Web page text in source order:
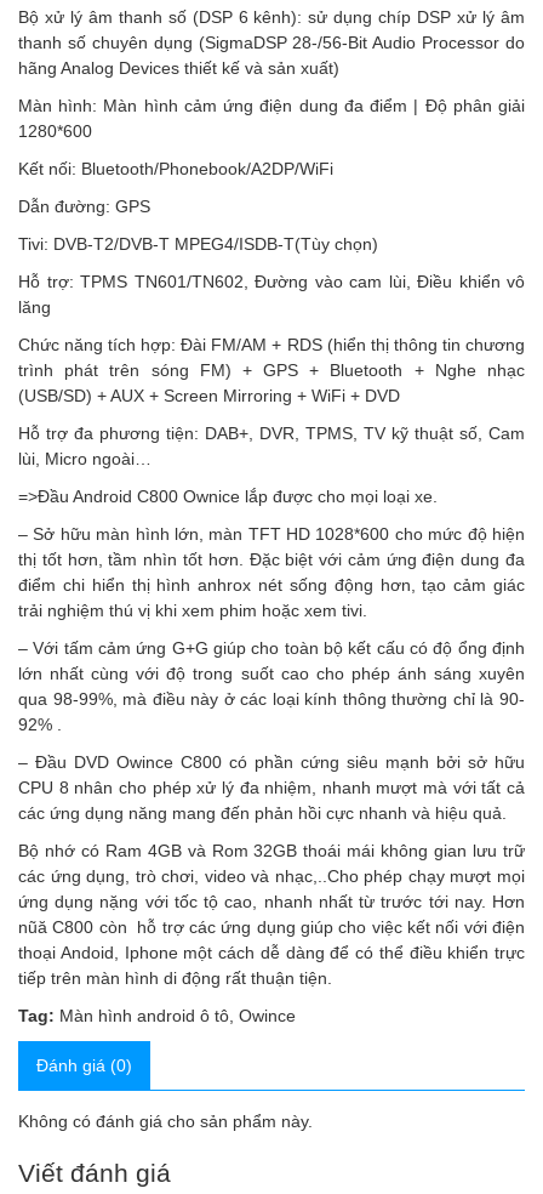
Bộ xử lý âm thanh số (DSP 6 kênh): sử dụng chíp DSP xử lý âm
thanh số chuyên dụng (SigmaDSP 28-/56-Bit Audio Processor do
hãng Analog Devices thiết kế và sản xuất)
Màn hình: Màn hình cảm ứng điện dung đa điểm | Độ phân giải
1280*600
Kết nối: Bluetooth/Phonebook/A2DP/WiFi
Dẫn đường: GPS
Tivi: DVB-T2/DVB-T MPEG4/ISDB-T(Tùy chọn)
Hỗ trợ: TPMS TN601/TN602, Đường vào cam lùi, Điều khiển vô
lăng
Chức năng tích hợp: Đài FM/AM + RDS (hiển thị thông tin chương
trình phát trên sóng FM) + GPS + Bluetooth + Nghe nhạc
(USB/SD) + AUX + Screen Mirroring + WiFi + DVD
Hỗ trợ đa phương tiện: DAB+, DVR, TPMS, TV kỹ thuật số, Cam
lùi, Micro ngoài…
=>Đầu Android C800 Ownice lắp được cho mọi loại xe.
– Sở hữu màn hình lớn, màn TFT HD 1028*600 cho mức độ hiện
thị tốt hơn, tầm nhìn tốt hơn. Đặc biệt với cảm ứng điện dung đa
điểm chi hiển thị hình anhrox nét sống động hơn, tạo cảm giác
trải nghiệm thú vị khi xem phim hoặc xem tivi.
– Với tấm cảm ứng G+G giúp cho toàn bộ kết cấu có độ ổng định
lớn nhất cùng với độ trong suốt cao cho phép ánh sáng xuyên
qua 98-99%, mà điều này ở các loại kính thông thường chỉ là 90-
92% .
– Đầu DVD Owince C800 có phần cứng siêu mạnh bởi sở hữu
CPU 8 nhân cho phép xử lý đa nhiệm, nhanh mượt mà với tất cả
các ứng dụng năng mang đến phản hồi cực nhanh và hiệu quả.
Bộ nhớ có Ram 4GB và Rom 32GB thoái mái không gian lưu trữ
các ứng dụng, trò chơi, video và nhạc,..Cho phép chạy mượt mọi
ứng dụng nặng với tốc tộ cao, nhanh nhất từ trước tới nay. Hơn
nũă C800 còn hỗ trợ các ứng dụng giúp cho việc kết nối với điện
thoại Andoid, Iphone một cách dễ dàng để có thể điều khiển trực
tiếp trên màn hình di động rất thuận tiện.
Tag: Màn hình android ô tô Owince
Đánh giá (0)
Không có đánh giá cho sản phẩm này.
Viết đánh giá